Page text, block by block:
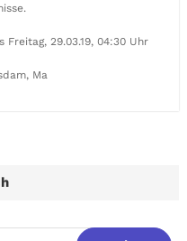
29.03.19, 04:30 Uhr
Ma